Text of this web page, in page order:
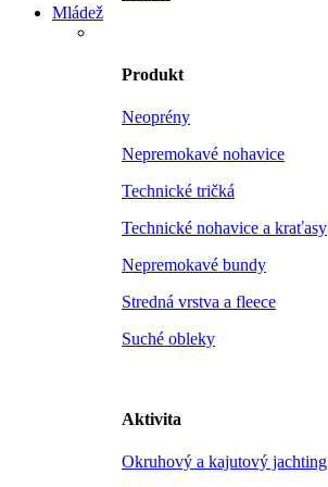
Mládež
Produkt
Neoprény
Nepremokavé nohavice
Technické tričká
Technické nohavice a kraťasy
Nepremokavé bundy
Stredná vrstva a fleece
Suché obleky
Aktivita
Okruhový a kajutový jachting